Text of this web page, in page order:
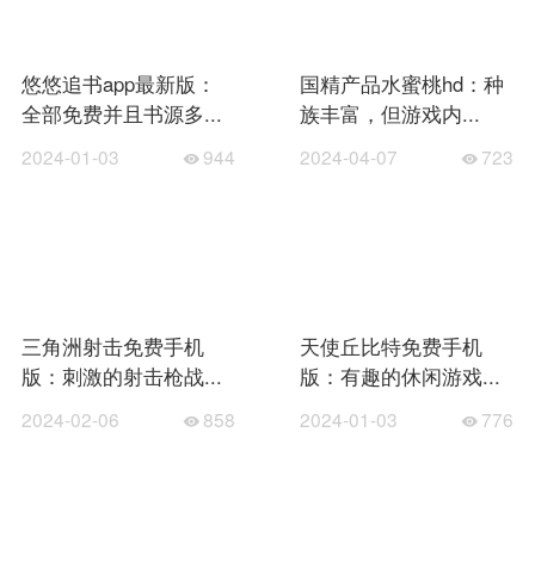
悠悠追书app最新版：
全部免费并且书源多...
2024-01-03 944
国精产品水蜜桃hd：种
族丰富，但游戏内...
2024-04-07 723
三角洲射击免费手机
版：刺激的射击枪战...
2024-02-06 858
天使丘比特免费手机
版：有趣的休闲游戏...
2024-01-03 776